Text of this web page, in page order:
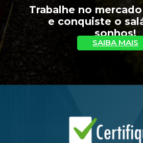
Trabalhe no
e conquiste o
sonhos!
SAIBA MAIS